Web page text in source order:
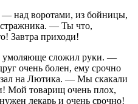
над воротами, из бойницы,
стражника. — Ты что,
Завтра приходи!
умоляюще сложил руки. —
очень болен, ему срочно
на Лютика. — Мы скакали
Мой товарищ очень плох,
лекарь и очень срочно!